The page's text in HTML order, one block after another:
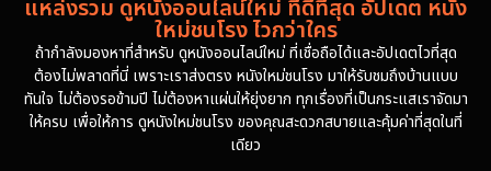
แหล่งรวม ดูหนังออนไลน์ใหม่ ที่ดีที่สุด อัปเดต หนัง
ใหม่ชนโรง ไวกว่าใคร
ถ้ากำลังมองหาที่สำหรับ ดูหนังออนไลน์ใหม่ ที่เชื่อถือได้และอัปเดตไวที่สุด
ต้องไม่พลาดที่นี่ เพราะเราส่งตรง หนังใหม่ชนโรง มาให้รับชมถึงบ้านแบบ
ทันใจ ไม่ต้องรอข้ามปี ไม่ต้องหาแผ่นให้ยุ่งยาก ทุกเรื่องที่เป็นกระแสเราจัดมา
ให้ครบ เพื่อให้การ ดูหนังใหม่ชนโรง ของคุณสะดวกสบายและคุ้มค่าที่สุดในที่
เดียว